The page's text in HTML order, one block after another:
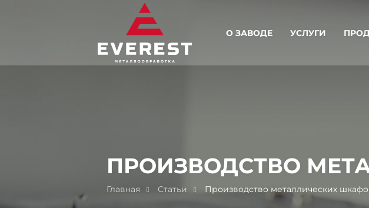
О ЗАВОДЕ УСЛУГИ
ПРОИЗВОДСТВО
Главная Статьи Производство металлических